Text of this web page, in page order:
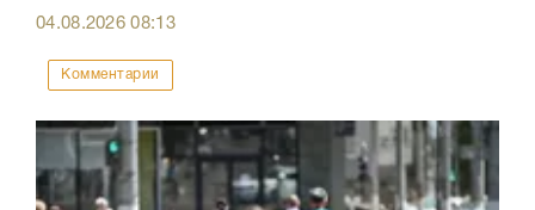
04.08.202608:13
Комментарии